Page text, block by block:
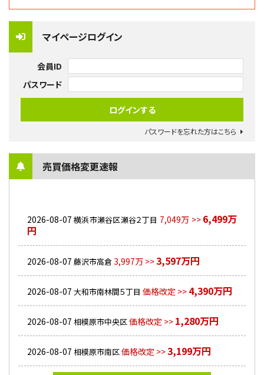
マイページログイン
会員ID
パスワード
パスワードを忘れた方はこちら
売買価格変更速報
2026-08-07 横浜市瀬谷区瀬谷２丁目 7,049万 >> 6,499万
円
2026-08-07 藤沢市高倉3,997万 >>3,597万円
2026-08-07 大和市南林間５丁目 価格改定 >> 4,390万円
2026-08-07 相模原市中央区価格改定 >> 1,280万円
2026-08-07 相模原市南区価格改定 >>3,199万円